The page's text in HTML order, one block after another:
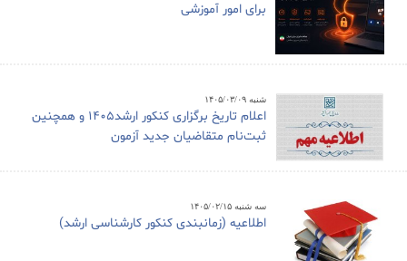
برای امور آموزشی
شنبه ۱۴۰۵/۰۳/۰۹
اعلام تاریخ برگزاری کنکور ارشد1405 و همچنین
ثبت‌نام متقاضیان جدید آزمون
سه شنبه ۱۴۰۵/۰۲/۱۵
اطلاعیه (زمانبندی کنکور کارشناسی ارشد)